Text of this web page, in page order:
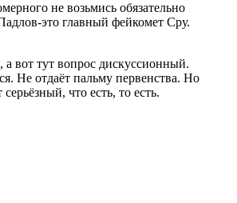
не возьмись обязательно
это главный фейкомет Сру.
вот тут вопрос дискуссионный.
Не отдаёт пальму первенства. Но
что есть, то есть.